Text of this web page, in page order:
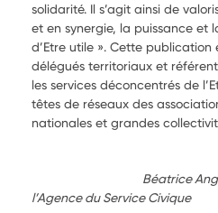
solidarité. Il s’agit ainsi de
et en synergie, la puissance et
d’Etre utile ». Cette
délégués territoriaux et
les services déconcentrés de
têtes de réseaux des
nationales et grandes
Béatrice Angrand,
l’Agence du Service Civique